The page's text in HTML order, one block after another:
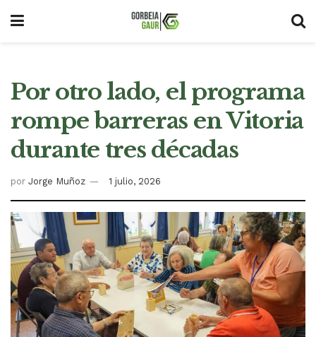
Por otro lado, el programa
rompe barreras en Vitoria
durante tres décadas
por Jorge Muñoz 1 julio, 2026